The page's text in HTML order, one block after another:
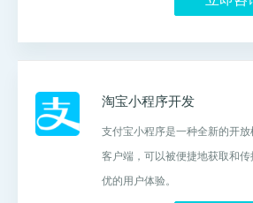
淘宝小程序开发
支付宝小程序是一种全新的开
客户端，可以被便捷地获取和
优的用户体验。